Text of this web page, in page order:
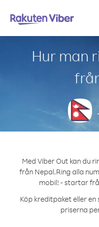
Hur man
Med Viber Out kan du
från Nepal.Ring alla
mobil! - startar
Köp kreditpaket eller
priserna